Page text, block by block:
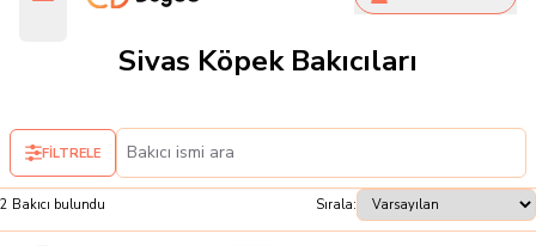
Sivas Köpek Bakıcıları
FİLTRELE
2 Bakıcı bulundu Sırala: